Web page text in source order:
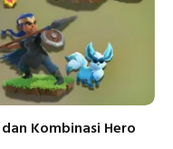
Kombinasi Hero